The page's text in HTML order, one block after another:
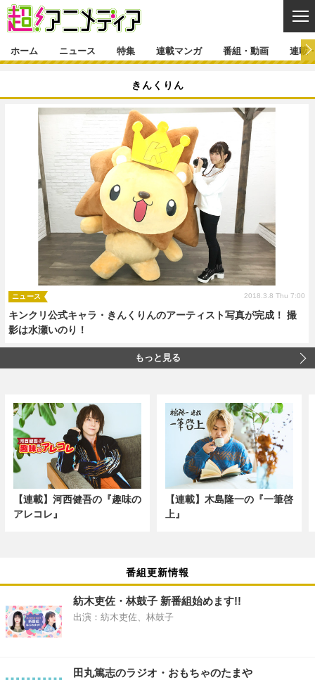
ニュース一覧 アニメ
ゲーム・アプリ マンガ
映画 音楽
グッズ イベント
声優 コスプレ
舞台 新帝スタ
特集一覧 カバー
インタビュー レポート
ラキりす
連載マンガ
連載マンガ一覧 連載一覧
番組・動画
番組・動画一覧 ラジオ
動画
連載・ブログ
連載・ブログ一覧 コラム
編集部ブログ・お知らせ
ホーム ニュース 特集 連載マンガ 番組・動画 連載
きんくりん
キンクリ公式キャラ・きんくりんのアーティスト写真が完成！ 撮
影は水瀬いのり！
ニュース 2018.3.8 Thu 7:00
もっと見る
【連載】河西健吾の『趣味の
アレコレ』
【連載】木島隆一の『一筆啓
上』
番組更新情報
紡木吏佐・林鼓子 新番組始めます!!
出演：紡木吏佐、林鼓子
田丸篤志のラジオ・おもちゃのたまや